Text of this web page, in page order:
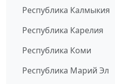
Республика Калмыкия
Республика Карелия
Республика Коми
Республика Марий Эл